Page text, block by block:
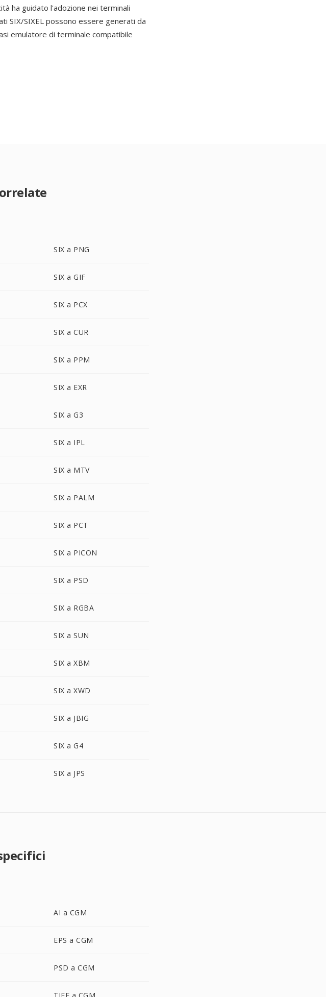
ha guidato l'adozione nei terminali
SIX/SIXEL possono essere generati da
emulatore di terminale compatibile
SIX a PNG
SIX a GIF
SIX a PCX
SIX a CUR
SIX a PPM
SIX a EXR
SIX a G3
SIX a IPL
SIX a MTV
SIX a PALM
SIX a PCT
SIX a PICON
SIX a PSD
SIX a RGBA
SIX a SUN
SIX a XBM
SIX a XWD
SIX a JBIG
SIX a G4
SIX a JPS
AI a CGM
EPS a CGM
PSD a CGM